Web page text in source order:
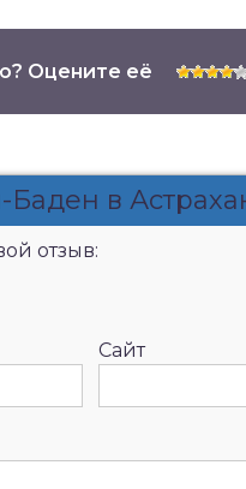
Оцените её
в
отзыв:
Сайт